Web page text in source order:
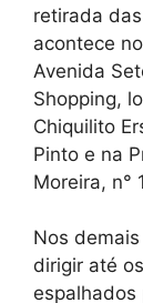
retirada
acontece
Avenida
Shopping,
Chiquilito
Pinto e na
Moreira, n°
Nos
dirigir até